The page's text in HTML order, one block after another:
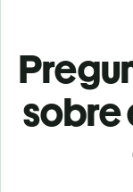
sobre